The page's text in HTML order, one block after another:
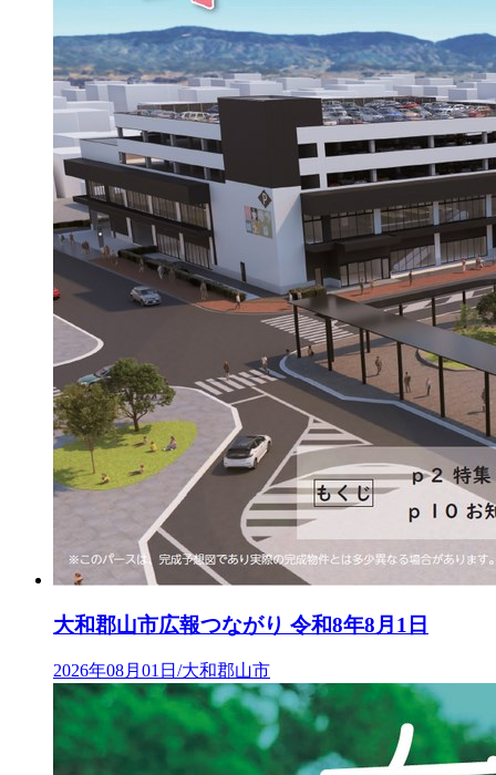
大和郡山市広報つながり 令和8年8月1日
2026年08月01日/大和郡山市